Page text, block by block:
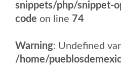
snippets/php/snippet-
code on line 74
Warning: Undefined
/home/